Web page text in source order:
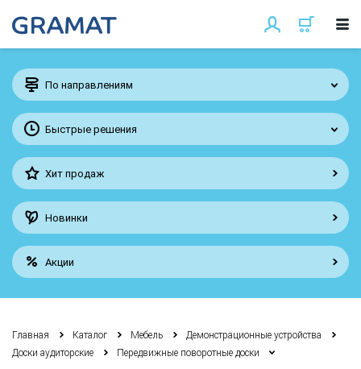
По направлениям
Быстрые решения
Хит продаж
Новинки
Акции
Главная Каталог Мебель
Демонстрационные устройства
Доски аудиторские
Передвижные поворотные доски